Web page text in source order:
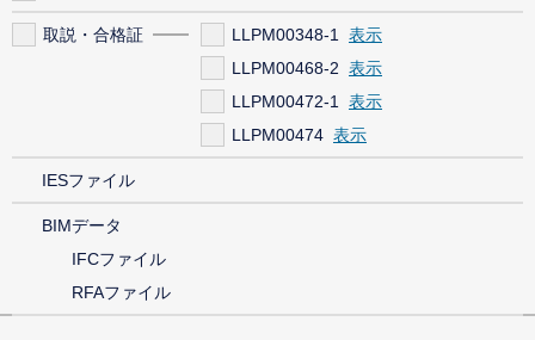
取説・合格証
LLPM00348-1
LLPM00468-2
LLPM00472-1
LLPM00474
IESファイル
BIMデータ
IFCファイル
RFAファイル